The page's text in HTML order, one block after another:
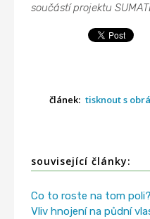
součástí projektu
článek: tisknout s
související články:
Co to roste na tom poli?
Vliv hnojení na půdní